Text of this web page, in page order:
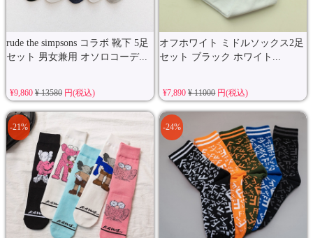
rude the simpsons コラボ 靴下 5足
セット 男女兼用 オソロコーデ...
¥9,860 ¥ 13580円(税込)
オフホワイト ミドルソックス2足
セット ブラック ホワイト...
¥7,890¥ 11000円(税込)
-21% -24%